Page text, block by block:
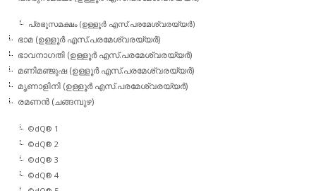
പ്രഭുസമക്ഷം (ഉള്ളൂര്‍ എസ്.പരമേശ്വരയ്യര്‍)
ഭാമ (ഉള്ളൂര്‍ എസ്.പരമേശ്വരയ്യര്‍)
ഭാവനാഗതി (ഉള്ളൂര്‍ എസ്.പരമേശ്വരയ്യര്‍)
മണിമഞ്ജുഷ (ഉള്ളൂര്‍ എസ്.പരമേശ്വരയ്യര്‍)
മൃണാളിനി (ഉള്ളൂര്‍ എസ്.പരമേശ്വരയ്യര്‍)
രമണന്‍ (ചങ്ങമ്പുഴ)
©dQ® 1
©dQ® 2
©dQ® 3
©dQ® 4